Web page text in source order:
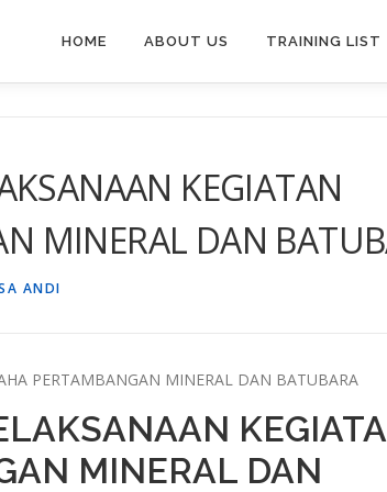
HOME ABOUT US TRAINING LIST
KEGIATAN
MINERAL DAN
ANDI
PERTAMBANGAN MINERAL DAN BATUBARA
MINERAL DAN